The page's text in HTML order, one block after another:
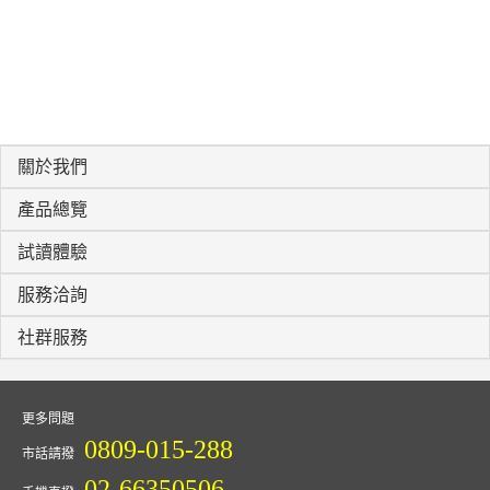
關於我們
產品總覽
試讀體驗
服務洽詢
社群服務
更多問題
市話請撥 0809-015-288